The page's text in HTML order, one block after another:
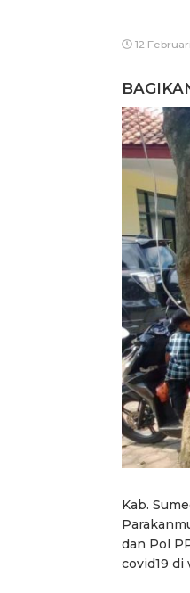
12
Kab.
dan Pol
covid19 di